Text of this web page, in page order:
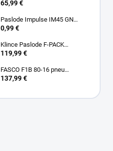
3000ks/box
65,99 €
Paslode Impulse IM45 GN
Lithium
0,99 €
Klince Paslode F-PACK
2,8x63mm Konvex BR,
119,99 €
FASCO F1B 80-16 pneu
sponkovačka
137,99 €